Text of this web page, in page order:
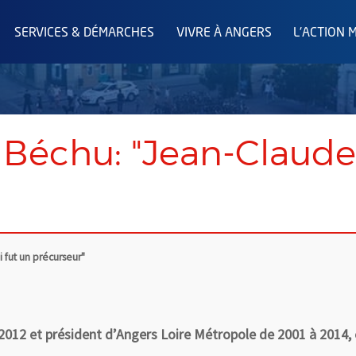
SERVICES & DÉMARCHES VIVRE À ANGERS L'ACTION
"Jean-
fut un précurseur"
et président d’Angers Loire Métropole de 2001 à